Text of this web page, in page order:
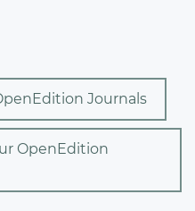
Journals
OpenEdition